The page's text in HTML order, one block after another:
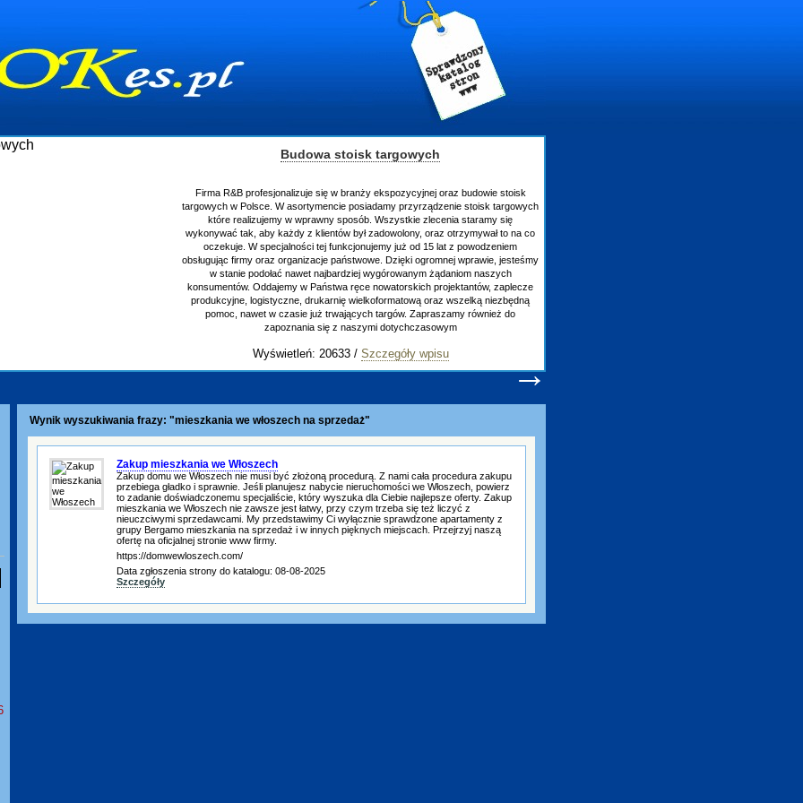
Budowa stoisk targowych
Firma R&B profesjonalizuje się w branży ekspozycyjnej oraz budowie stoisk
targowych w Polsce. W asortymencie posiadamy przyrządzenie stoisk targowych
które realizujemy w wprawny sposób. Wszystkie zlecenia staramy się
wykonywać tak, aby każdy z klientów był zadowolony, oraz otrzymywał to na co
oczekuje. W specjalności tej funkcjonujemy już od 15 lat z powodzeniem
obsługując firmy oraz organizacje państwowe. Dzięki ogromnej wprawie, jesteśmy
w stanie podołać nawet najbardziej wygórowanym żądaniom naszych
konsumentów. Oddajemy w Państwa ręce nowatorskich projektantów, zaplecze
produkcyjne, logistyczne, drukarnię wielkoformatową oraz wszelką niezbędną
pomoc, nawet w czasie już trwających targów. Zapraszamy również do
zapoznania się z naszymi dotychczasowym
Wyświetleń: 20633 / Szczegóły wpisu
→
Wynik wyszukiwania frazy: "mieszkania we włoszech na sprzedaż"
Zakup mieszkania we Włoszech
Zakup domu we Włoszech nie musi być złożoną procedurą. Z nami cała procedura zakupu
przebiega gładko i sprawnie. Jeśli planujesz nabycie nieruchomości we Włoszech, powierz
to zadanie doświadczonemu specjaliście, który wyszuka dla Ciebie najlepsze oferty. Zakup
mieszkania we Włoszech nie zawsze jest łatwy, przy czym trzeba się też liczyć z
nieuczciwymi sprzedawcami. My przedstawimy Ci wyłącznie sprawdzone apartamenty z
grupy Bergamo mieszkania na sprzedaż i w innych pięknych miejscach. Przejrzyj naszą
ofertę na oficjalnej stronie www firmy.
https://domwewloszech.com/
Data zgłoszenia strony do katalogu: 08-08-2025
Szczegóły